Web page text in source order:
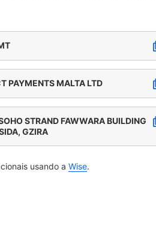
PAYMENTS MALTA LTD
STRAND FAWWARA BUILDING
GZIRA
usando a Wise.